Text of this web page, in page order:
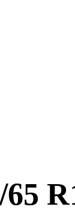
65